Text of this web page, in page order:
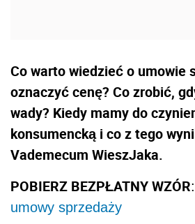
Co warto wiedzieć o umowie
oznaczyć cenę? Co zrobić,
wady? Kiedy mamy do
konsumencką i co z tego
Vademecum WieszJaka.
POBIERZ BEZPŁATNY WZÓR:
umowy sprzedaży